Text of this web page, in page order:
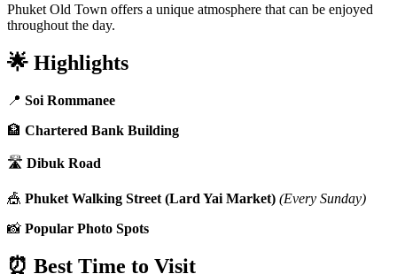
Phuket Old Town offers a unique atmosphere that can be enjoyed
throughout the day.
🌟 Highlights
📍 Soi Rommanee
🏦 Chartered Bank Building
🛣️ Dibuk Road
🎪 Phuket Walking Street (Lard Yai Market) (Every Sunday)
📸 Popular Photo Spots
⏰ Best Time to Visit